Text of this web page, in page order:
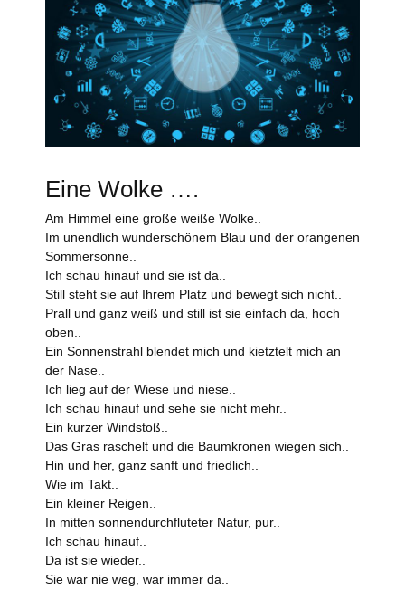
Eine Wolke ….
Am Himmel eine große weiße Wolke..
Im unendlich wunderschönem Blau und der orangenen
Sommersonne..
Ich schau hinauf und sie ist da..
Still steht sie auf Ihrem Platz und bewegt sich nicht..
Prall und ganz weiß und still ist sie einfach da, hoch
oben..
Ein Sonnenstrahl blendet mich und kietztelt mich an
der Nase..
Ich lieg auf der Wiese und niese..
Ich schau hinauf und sehe sie nicht mehr..
Ein kurzer Windstoß..
Das Gras raschelt und die Baumkronen wiegen sich..
Hin und her, ganz sanft und friedlich..
Wie im Takt..
Ein kleiner Reigen..
In mitten sonnendurchfluteter Natur, pur..
Ich schau hinauf..
Da ist sie wieder..
Sie war nie weg, war immer da..